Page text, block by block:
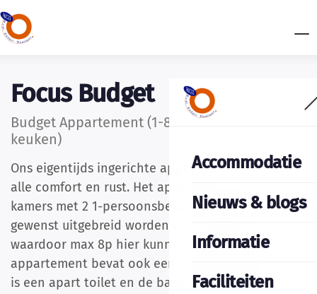
Accommodatie
Nieuws & blogs
Informatie
Faciliteiten
Focus Budget
Budget Appartement (1-8p, 1 privé-badkamer,
keuken)
Ons eigentijds ingerichte appartement biedt u
alle comfort en rust. Het appartement bevat 2
kamers met 2 1-persoonsbedden, maar kan indien
gewenst uitgebreid worden tot 2x een 4p-kamer,
waardoor max 8p hier kunnen verblijven. Het
appartement bevat ook een uitgerustte keuken. Er
is een apart toilet en de badkamer is voorzien